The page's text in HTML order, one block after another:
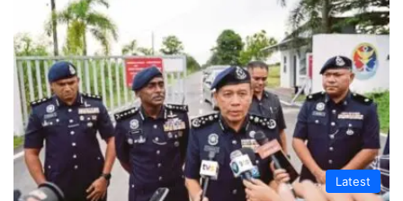
Latest